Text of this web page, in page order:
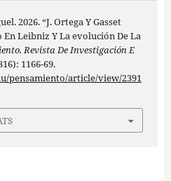
2026. “J. Ortega Y Gasset
En Leibniz Y La evolución De La
Revista De Investigación E
1166-69.
pensamiento/article/view/2391